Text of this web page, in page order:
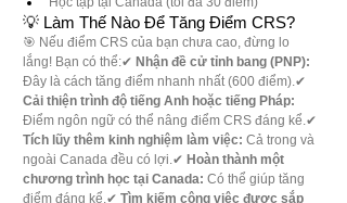
💡 Làm Thế Nào Để Tăng Điểm CRS?
🎯 Nếu điểm CRS của bạn chưa cao, đừng lo
lắng! Bạn có thể:✔ Nhận đề cử tỉnh bang (PNP):
Đây là cách tăng điểm nhanh nhất (600 điểm).✔
Cải thiện trình độ tiếng Anh hoặc tiếng Pháp:
Điểm ngôn ngữ có thể nâng điểm CRS đáng kể.✔
Tích lũy thêm kinh nghiệm làm việc: Cả trong và
ngoài Canada đều có lợi.✔ Hoàn thành một
chương trình học tại Canada: Có thể giúp tăng
điểm đáng kể.✔ Tìm kiếm công việc được sắp